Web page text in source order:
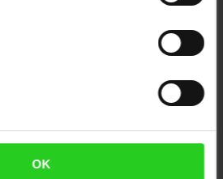
OK
TV-Shop Weinwelt